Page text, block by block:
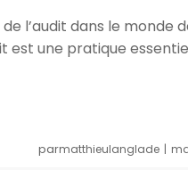
l’audit dans le monde
est une pratique
parmatthieulanglade |